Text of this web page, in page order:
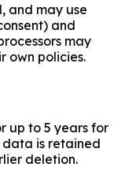
and may use
and
may
own policies.
up to 5 years for
is retained
deletion.